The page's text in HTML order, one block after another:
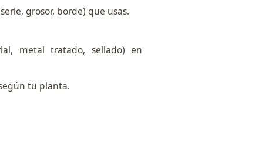
grosor, borde) que usas.
metal tratado, sellado) en
tu planta.